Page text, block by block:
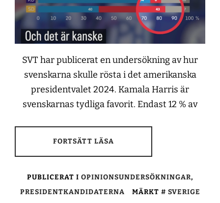
SVT har publicerat en undersökning av hur
svenskarna skulle rösta i det amerikanska
presidentvalet 2024. Kamala Harris är
svenskarnas tydliga favorit. Endast 12 % av
FORTSÄTT LÄSA
PUBLICERAT I OPINIONSUNDERSÖKNINGAR,
PRESIDENTKANDIDATERNA
MÄRKT SVERIGE